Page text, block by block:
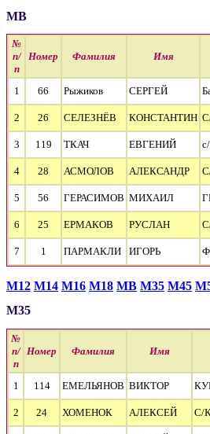
МВ
№
п/
п
Номер Фамилия Имя
1 66 Рыжиков СЕРГЕЙ
2 26 СЕЛЕЗНЁВ КОНСТАНТИН
3 119 ТКАЧ ЕВГЕНИЙ
4 28 АСМОЛОВ АЛЕКСАНДР
5 56 ГЕРАСИМОВ МИХАИЛ
6 25 ЕРМАКОВ РУСЛАН
7 1 ПАРМАКЛИ ИГОРЬ
М12 М14 М16 М18 МВ М35 М45
М35
№
п/
п
Номер Фамилия Имя
1 114 ЕМЕЛЬЯНОВ ВИКТОР
2 24 ХОМЕНОК АЛЕКСЕЙ С/